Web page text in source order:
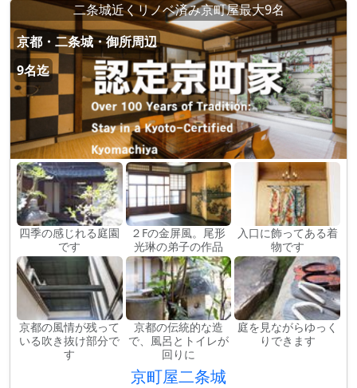
二条城近くリノベ済み京町屋最大9名
京都・二条城・御所周辺
9名迄
四季の感じれる庭園
です
２Fの金屏風。尾形
光琳の弟子の作品
入口に飾ってある着
物です
京都の風情が残って
いる吹き抜け部分で
す
京都の伝統的な造
で、風呂とトイレが
回りに
庭を見ながらゆっく
りできます
京町屋二条城